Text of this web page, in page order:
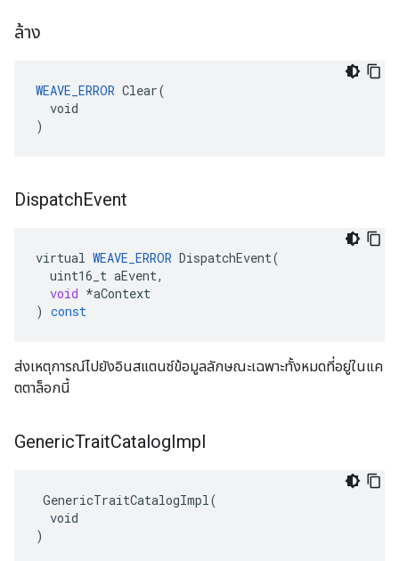
ล้าง
WEAVE_ERROR Clear(
  void
)
DispatchEvent
virtual WEAVE_ERROR DispatchEvent(
uint16_t aEvent,
void *aContext
) const
ส่งเหตุการณ์ไปยังอินสแตนซ์ข้อมูลลักษณะเฉพาะทั้งหมดที่อยู่ในแค
ตตาล็อกนี้
GenericTraitCatalogImpl
GenericTraitCatalogImpl(
  void
)